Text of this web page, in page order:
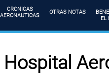
CRONICAS
AERONAUTICAS
OTRAS NOTAS
EL